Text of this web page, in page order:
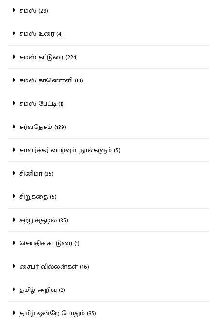
சமஸ் (29)
சமஸ் உரை (4)
சமஸ் கட்டுரை (224)
சமஸ் காணொளி (14)
சமஸ் பேட்டி (1)
சர்வதேசம் (139)
சாவர்க்கர் வாழ்வும், நூல்களும் (5)
சினிமா (35)
சிறுகதை (5)
சுற்றுச்சூழல் (35)
செய்திக் கட்டுரை (1)
சைபர் வில்லன்கள் (16)
தமிழ் அறிவு (2)
தமிழ் ஒன்றே போதும் (35)